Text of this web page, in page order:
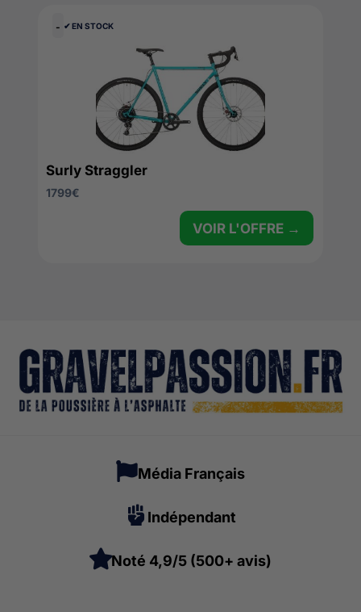
- ✔︎ EN STOCK
Surly Straggler
1799€
VOIR L'OFFRE →
Média Français
Indépendant
Noté 4,9/5 (500+ avis)